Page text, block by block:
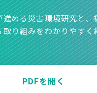
める災害環境研究と、
取り組みをわかりやすく
PDFを開く